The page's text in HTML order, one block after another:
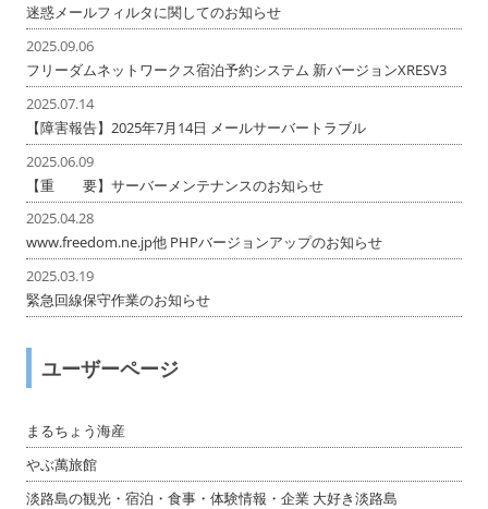
迷惑メールフィルタに関してのお知らせ
2025.09.06
フリーダムネットワークス宿泊予約システム 新バージョンXRESV3
2025.07.14
【障害報告】2025年7月14日 メールサーバートラブル
2025.06.09
【重 要】サーバーメンテナンスのお知らせ
2025.04.28
www.freedom.ne.jp他 PHPバージョンアップのお知らせ
2025.03.19
緊急回線保守作業のお知らせ
ユーザーページ
まるちょう海産
やぶ萬旅館
淡路島の観光・宿泊・食事・体験情報・企業 大好き淡路島